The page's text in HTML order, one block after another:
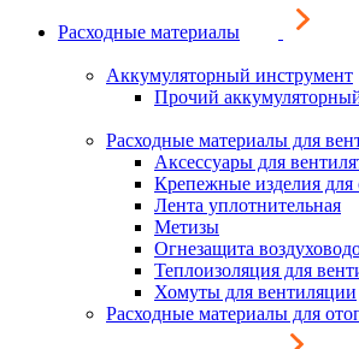
Расходные материалы
Аккумуляторный инструмент
Прочий
Расходные материалы для
Аксессуары для
Крепежные изделия для
Лента уплотнительная
Метизы
Огнезащита
Теплоизоляция для
Хомуты для вентиляции
Расходные материалы для